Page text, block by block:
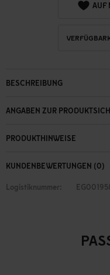
AUF
BESCHREIBUNG
ANGABEN ZUR
PRODUKTHINWEISE
KUNDENBEWERTUNGEN (0)
Logistiknummer: